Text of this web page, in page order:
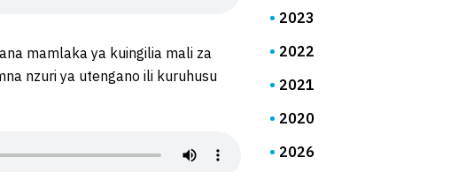
mamlaka ya kuingilia mali za
nzuri ya utengano ili kuruhusu
2023
2022
2021
2020
2026